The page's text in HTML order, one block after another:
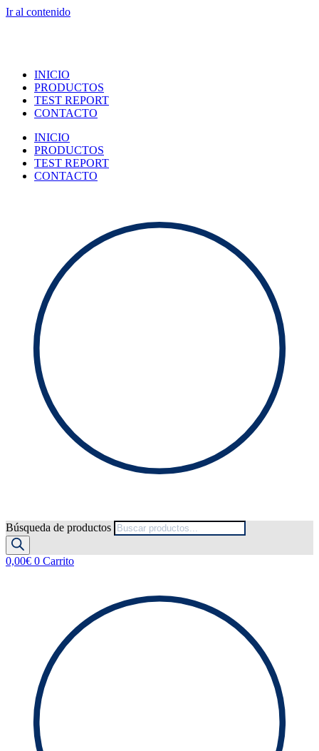
Ir al contenido
INICIO
PRODUCTOS
TEST REPORT
CONTACTO
INICIO
PRODUCTOS
TEST REPORT
CONTACTO
Búsqueda de productos
0,00€ 0 Carrito